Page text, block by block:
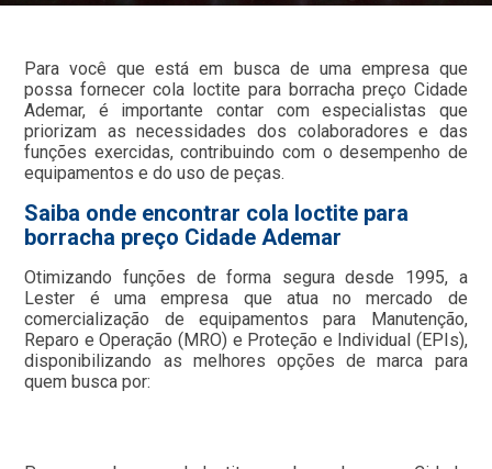
Para você que está em busca de uma empresa que
possa fornecer cola loctite para borracha preço Cidade
Ademar, é importante contar com especialistas que
priorizam as necessidades dos colaboradores e das
funções exercidas, contribuindo com o desempenho de
equipamentos e do uso de peças.
Saiba onde encontrar cola loctite para
borracha preço Cidade Ademar
Otimizando funções de forma segura desde 1995, a
Lester é uma empresa que atua no mercado de
comercialização de equipamentos para Manutenção,
Reparo e Operação (MRO) e Proteção e Individual (EPIs),
disponibilizando as melhores opções de marca para
quem busca por: